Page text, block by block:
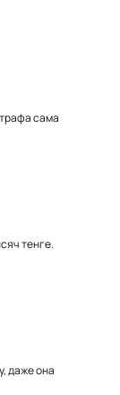
сама
тенге.
даже она